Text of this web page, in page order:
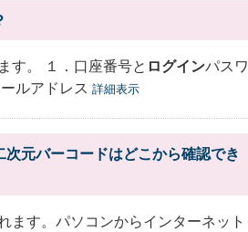
す。 １．口座番号と ログインパスワ
ルアドレス 詳細表示
元バーコードはどこから確認でき
ます。パソコンからインターネット